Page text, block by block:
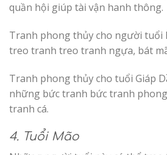
quần hội giúp tài vận hanh thông.
Tranh phong thủy cho người tuổi
treo tranh treo tranh ngựa, bát
Tranh phong thủy cho tuổi Giáp
những bức tranh bức tranh
tranh cá.
4. Tuổi Mão